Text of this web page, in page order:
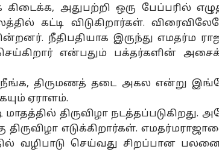
அதுபற்றி ஒரு பேப்பரில்
கட்டி விடுகிறார்கள்.
நீதிபதியாக இருந்து எமதர்ம
என்பதும் பக்தர்களின்
திருமணத் தடை அகல என்று
ஏராளம்.
திருவிழா நடத்தப்படுகிறது.
எடுக்கிறார்கள்.
வழிபாடு செய்வது சிறப்பான
-
மதுப்பிரியர்களுக்
கு ஜாலி.! இன்று
முதல்
ஆன்லைனிலேயே
மதுபானம் ஆர்டர்
செய்யலாம்- எப்படி
CM Vijay: பட்ஜெட்
கூட்டத்தொடர்
முடியட்டும்...
பறிபோகப்போகும்
பதவி..! அச்சத்தில்